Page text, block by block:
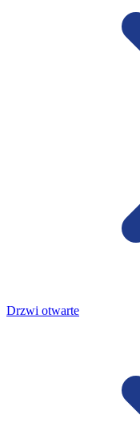
Drzwi otwarte